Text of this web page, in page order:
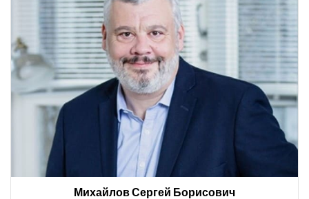
Михайлов Сергей Борисович